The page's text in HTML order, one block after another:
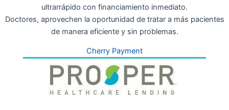
ultrarrápido con financiamiento inmediato.
Doctores, aprovechen la oportunidad de tratar a más pacientes
de manera eficiente y sin problemas.
Cherry Payment